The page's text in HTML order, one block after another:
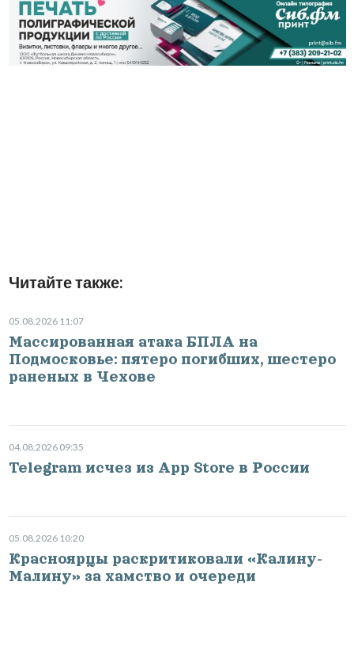
Читайте также:
05.08.2026 11:07
Массированная атака БПЛА на
Подмосковье: пятеро погибших, шестеро
раненых в Чехове
04.08.2026 09:35
Telegram исчез из App Store в России
05.08.2026 10:20
Красноярцы раскритиковали «Калину-
Малину» за хамство и очереди